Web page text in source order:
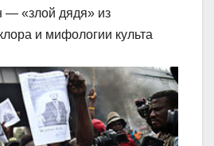
― «злой дядя» из
и мифологии культа